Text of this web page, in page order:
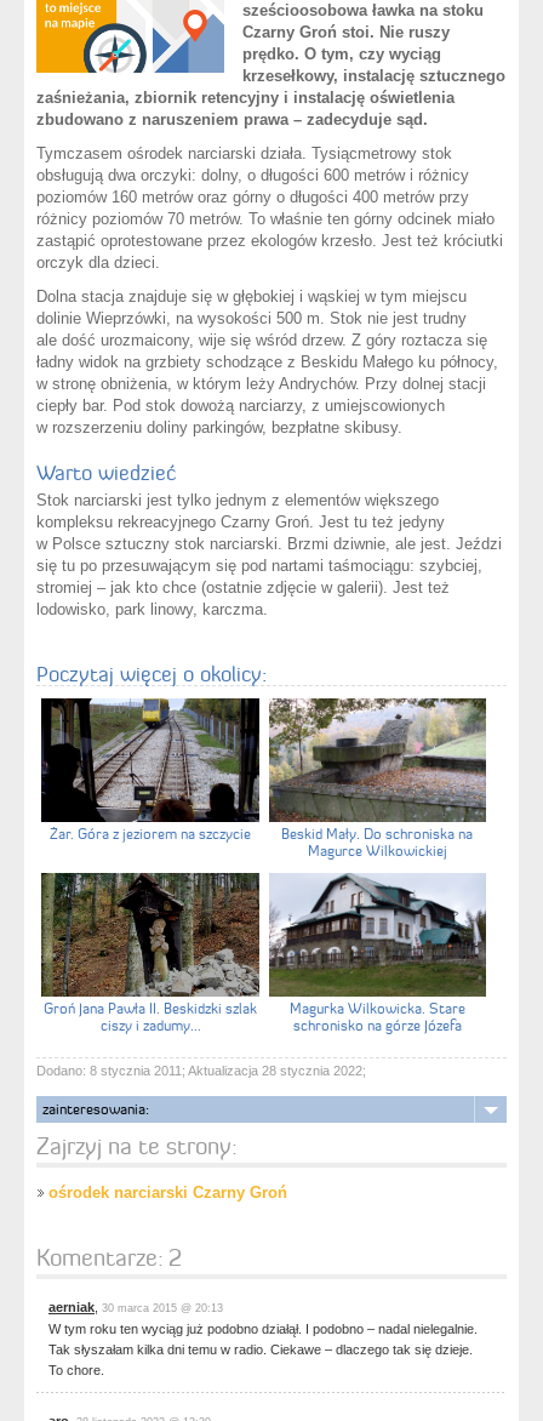
sześcioosobowa ławka na stoku
Czarny Groń stoi. Nie ruszy
prędko. O tym, czy wyciąg
krzesełkowy, instalację sztucznego
zaśnieżania, zbiornik retencyjny i instalację oświetlenia
zbudowano z naruszeniem prawa – zadecyduje sąd.
Tymczasem ośrodek narciarski działa. Tysiącmetrowy stok
obsługują dwa orczyki: dolny, o długości 600 metrów i różnicy
poziomów 160 metrów oraz górny o długości 400 metrów przy
różnicy poziomów 70 metrów. To właśnie ten górny odcinek miało
zastąpić oprotestowane przez ekologów krzesło. Jest też króciutki
orczyk dla dzieci.
Dolna stacja znajduje się w głębokiej i wąskiej w tym miejscu
dolinie Wieprzówki, na wysokości 500 m. Stok nie jest trudny
ale dość urozmaicony, wije się wśród drzew. Z góry roztacza się
ładny widok na grzbiety schodzące z Beskidu Małego ku północy,
w stronę obniżenia, w którym leży Andrychów. Przy dolnej stacji
ciepły bar. Pod stok dowożą narciarzy, z umiejscowionych
w rozszerzeniu doliny parkingów, bezpłatne skibusy.
Warto wiedzieć
Stok narciarski jest tylko jednym z elementów większego
kompleksu rekreacyjnego Czarny Groń. Jest tu też jedyny
w Polsce sztuczny stok narciarski. Brzmi dziwnie, ale jest. Jeździ
się tu po przesuwającym się pod nartami taśmociągu: szybciej,
stromiej – jak kto chce (ostatnie zdjęcie w galerii). Jest też
lodowisko, park linowy, karczma.
Poczytaj więcej o okolicy:
Żar. Góra z jeziorem na szczycie
Beskid Mały. Do schroniska na
Magurce Wilkowickiej
Groń Jana Pawła II. Beskidzki szlak
ciszy i zadumy...
Magurka Wilkowicka. Stare
schronisko na górze Józefa
Dodano: 8 stycznia 2011; Aktualizacja 28 stycznia 2022;
zainteresowania:
Zajrzyj na te strony:
ośrodek narciarski Czarny Groń
Komentarze: 2
aerniak 30 marca 2015 @ 20:13
W tym roku ten wyciąg już podobno działął. I podobno – nadal nielegalnie.
Tak słyszałam kilka dni temu w radio. Ciekawe – dlaczego tak się dzieje.
To chore.